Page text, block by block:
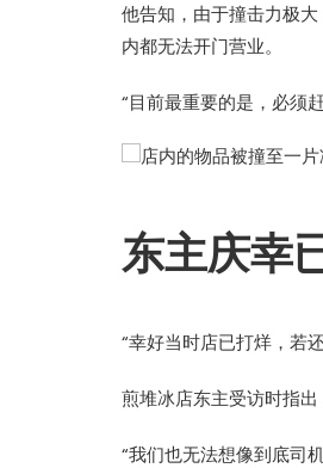
他告知，由于撞击力极
内都无法开门营业。
“目前最重要的是，必须
东主庆幸
“幸好当时店已打烊，若
煎堆冰店东主受访时指
“我们也无法想像到底司